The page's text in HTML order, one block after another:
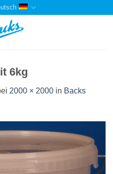
6kg
2000 × 2000 in Backs